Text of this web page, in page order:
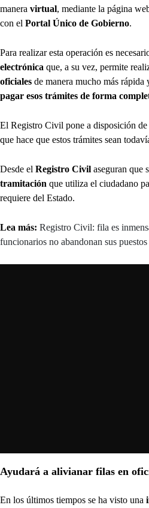
manera virtual, mediante la página
con el Portal Único de Gobierno.
Para realizar esta operación es
electrónica que, a su vez, permite
oficiales de manera mucho más
pagar esos trámites de forma
El Registro Civil pone a disposición de
que hace que estos trámites sean
Desde el Registro Civil aseguran que
tramitación que utiliza el ciudadano
requiere del Estado.
Lea más: Registro Civil: fila es
funcionarios no abandonan sus puestos
Ayudará a alivianar filas en
En los últimos tiempos se ha visto una